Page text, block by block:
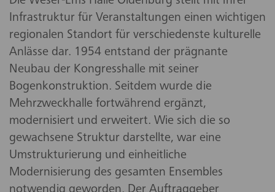
Infrastruktur für Veranstaltungen einen wichtigen
regionalen Standort für verschiedenste kulturelle
Anlässe dar. 1954 entstand der prägnante
Neubau der Kongresshalle mit seiner
Bogenkonstruktion. Seitdem wurde die
Mehrzweckhalle fortwährend ergänzt,
modernisiert und erweitert. Wie sich die so
gewachsene Struktur darstellte, war eine
Umstrukturierung und einheitliche
Modernisierung des gesamten Ensembles